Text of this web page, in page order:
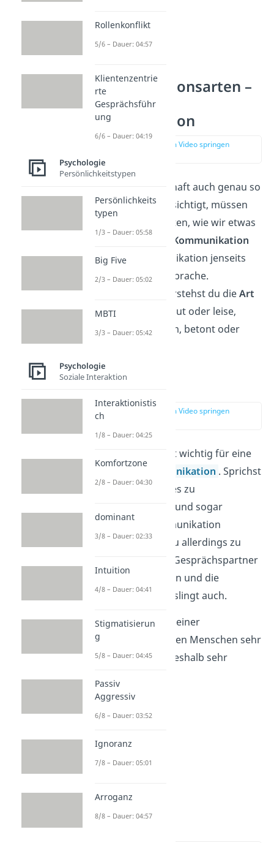
Kommunikationsarten –
Paraverbale
Kommunikation
zur Stelle im Video springen
Damit unsere Botschaft auch genau so
ankommt, wie beabsichtigt, müssen
wir auch darauf achten, wie wir etwas
sagen.
Paraverbale Kommunikation
bezeichnet Kommunikation jenseits
der gesprochenen Sprache.
Unter
verstehst du dieArt
der Ansprache
, ob laut oder leise,
schnell oder langsam, betont oder
unbetont.
zur Stelle im Video springen
Das Sprechtempo ist wichtig für eine
Kommunikation . Sprichst
du zu schnell, kann es zu
Missverständnissen und sogar
misslungener Kommunikation
kommen. Sprichst du allerdings zu
langsam, kann dein Gesprächspartner
gelangweilt reagieren und die
Kommunikation misslingt auch.
Beispiel:Du bist vor einer
Präsentation vor vielen Menschen sehr
nervös und redest deshalb sehr
Tonhöhe
Rollenkonflikt
5/6 – Dauer: 04:57
Klientenzentrie
rte
Gesprächsführ
ung
6/6 – Dauer: 04:19
Psychologie
Persönlichkeitstypen
Persönlichkeits
typen
1/3 – Dauer: 05:58
Big Five
2/3 – Dauer: 05:02
MBTI
3/3 – Dauer: 05:42
Psychologie
Soziale Interaktion
Interaktionistis
ch
1/8 – Dauer: 04:25
Komfortzone
2/8 – Dauer: 04:30
dominant
3/8 – Dauer: 02:33
Intuition
4/8 – Dauer: 04:41
Stigmatisierun
g
5/8 – Dauer: 04:45
Passiv
Aggressiv
6/8 – Dauer: 03:52
Ignoranz
7/8 – Dauer: 05:01
Arroganz
8/8 – Dauer: 04:57